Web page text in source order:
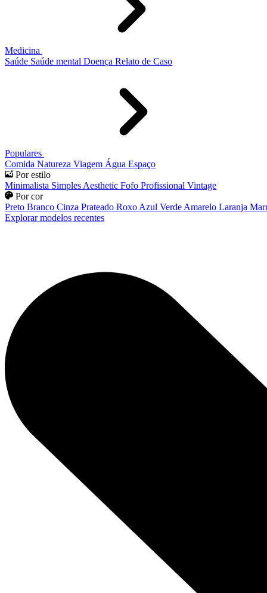
Medicina
Saúde Saúde mental Doença Relato de Caso
Populares
Comida Natureza Viagem Água Espaço
Por estilo
Minimalista Simples Aesthetic Fofo Profissional Vintage
Por cor
Preto Branco Cinza Prateado Roxo Azul Verde Amarelo Laranja
Explorar modelos recentes